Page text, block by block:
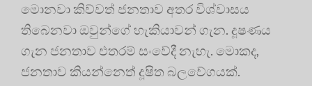
මොනවා කිව්වත් ජනතාව අතර විශ්වාසය
තිබෙනවා ඔවුන්ගේ හැකියාවන් ගැන. දූෂණය
ගැන ජනතාව එතරම් සංවේදී නැහැ. මොකද,
ජනතාව කියන්නෙත් දූෂිත බලවේගයක්.